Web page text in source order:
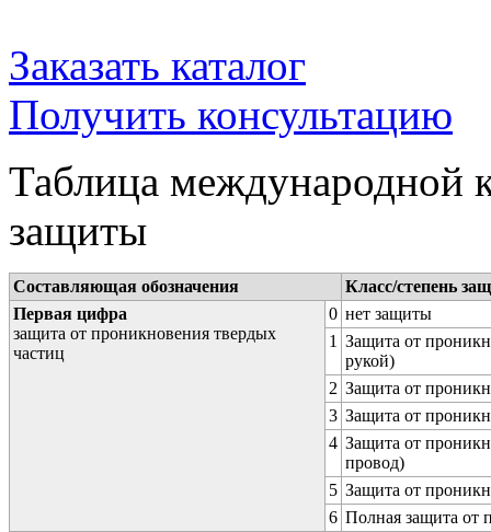
Заказать каталог
Получить консультацию
Таблица международной
защиты
Составляющая обозначения
Класс/степень
Первая цифра
защита от проникновения твердых
частиц
0 нет защиты
1 Защита от
рукой)
2 Защита от
3 Защита от
4 Защита от
провод)
5 Защита от
6 Полная защита от